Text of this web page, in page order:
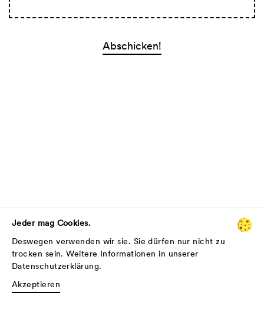
Abschicken!
Jeder mag Cookies.
Deswegen verwenden wir sie. Sie dürfen nur nicht zu
trocken sein. Weitere Informationen in unserer
Datenschutzerklärung.
Akzeptieren